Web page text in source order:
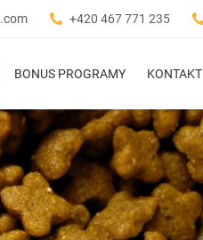
+420 467 771 235
BONUS PROGRAMY KONTAKT